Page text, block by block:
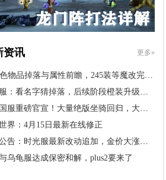
资讯 更多»
物品掉落与属性前瞻，245装等魔改完…
：看名字猜掉落，后续阶段橙装升级道…
服重磅官宣！大量绝版坐骑回归，大米…
界：4月15日最新在线修正
告：时光服最新改动追加，金价大涨！…
乌龟服达成保密和解，plus2要来了